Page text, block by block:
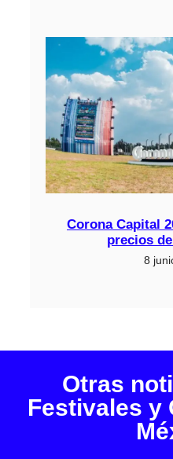
Corona Capital
precios
8
Otras
Festivales y